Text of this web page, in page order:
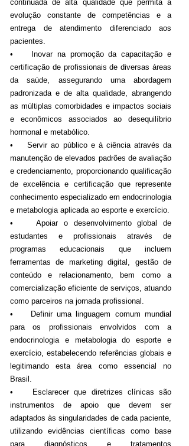
continuada de alta qualidade que permita a
evolução constante de competências e a
entrega de atendimento diferenciado aos
pacientes.
• Inovar na promoção da capacitação e
certificação de profissionais de diversas áreas
da saúde, assegurando uma abordagem
padronizada e de alta qualidade, abrangendo
as múltiplas comorbidades e impactos sociais
e econômicos associados ao desequilíbrio
hormonal e metabólico.
• Servir ao público e à ciência através da
manutenção de elevados padrões de avaliação
e credenciamento, proporcionando qualificação
de excelência e certificação que represente
conhecimento especializado em endocrinologia
e metabologia aplicada ao esporte e exercício.
• Apoiar o desenvolvimento global de
estudantes e profissionais através de
programas educacionais que incluem
ferramentas de marketing digital, gestão de
conteúdo e relacionamento, bem como a
comercialização eficiente de serviços, atuando
como parceiros na jornada profissional.
• Definir uma linguagem comum mundial
para os profissionais envolvidos com a
endocrinologia e metabologia do esporte e
exercício, estabelecendo referências globais e
legitimando esta área como essencial no
Brasil.
• Esclarecer que diretrizes clínicas são
instrumentos de apoio que devem ser
adaptados às singularidades de cada paciente,
utilizando evidências científicas como base
para diagnósticos e tratamentos